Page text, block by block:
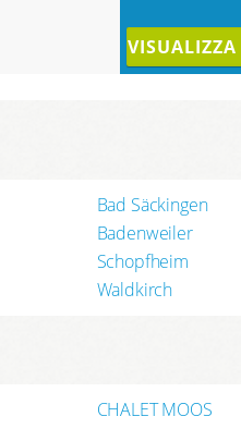
VISUALIZZA
Bad Säckingen
Badenweiler
Schopfheim
Waldkirch
CHALET MOOS